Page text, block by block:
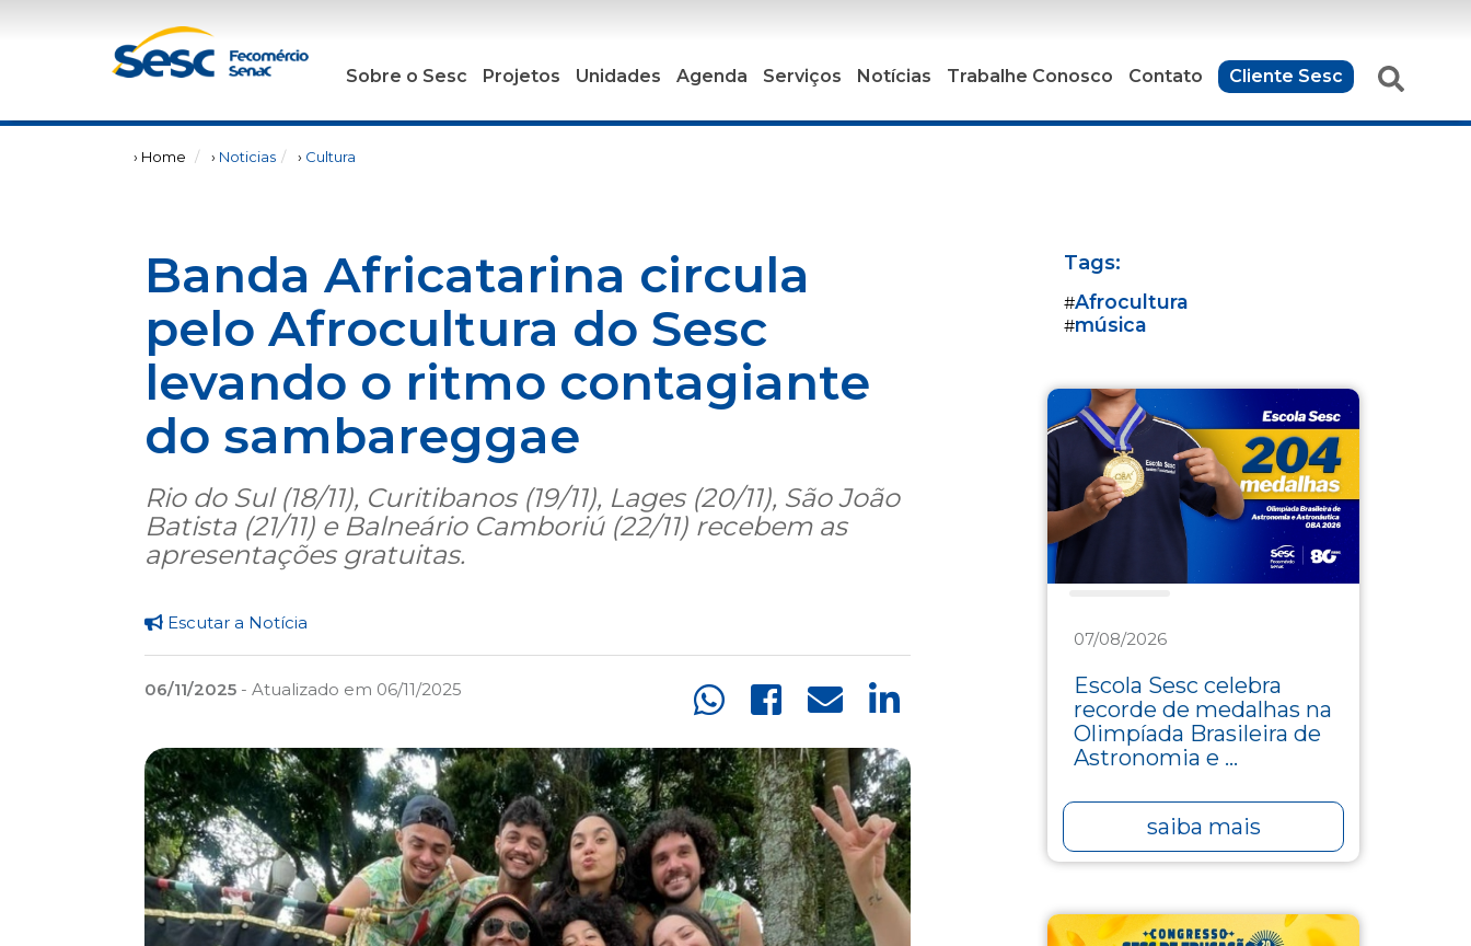
Sobre o Sesc Projetos Unidades Agenda Serviços Notícias Trabalhe Conosco Contato Cliente Sesc
› Home › Noticias › Cultura
Banda Africatarina circula
pelo Afrocultura do Sesc
levando o ritmo contagiante
do sambareggae
Rio do Sul (18/11), Curitibanos (19/11), Lages (20/11), São João
Batista (21/11) e Balneário Camboriú (22/11) recebem as
apresentações gratuitas.
Escutar a Notícia
06/11/2025 - Atualizado em 06/11/2025
Tags:
#Afrocultura
#música
07/08/2026
Escola Sesc celebra
recorde de medalhas na
Olimpíada Brasileira de
Astronomia e ...
saiba mais